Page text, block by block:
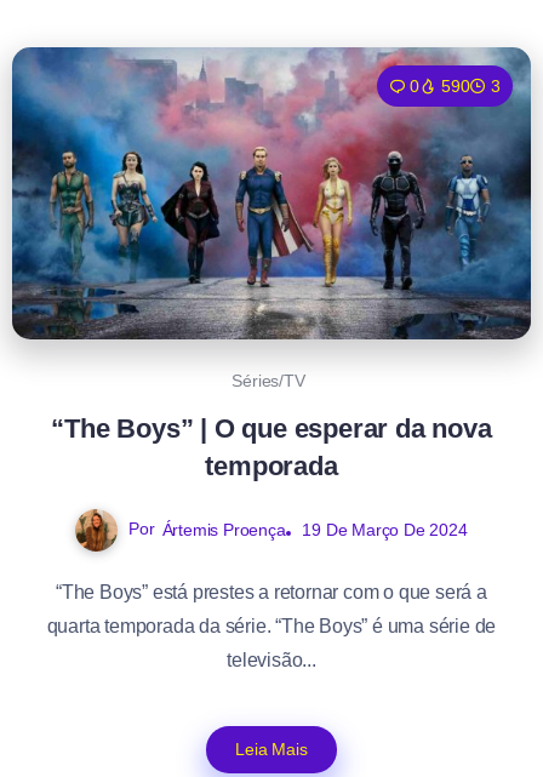
0 590 3
Séries/TV
“The Boys” | O que esperar da nova
temporada
Por Ártemis Proença 19 De Março De 2024
“The Boys” está prestes a retornar com o que será a
quarta temporada da série. “The Boys” é uma série de
televisão...
Leia Mais